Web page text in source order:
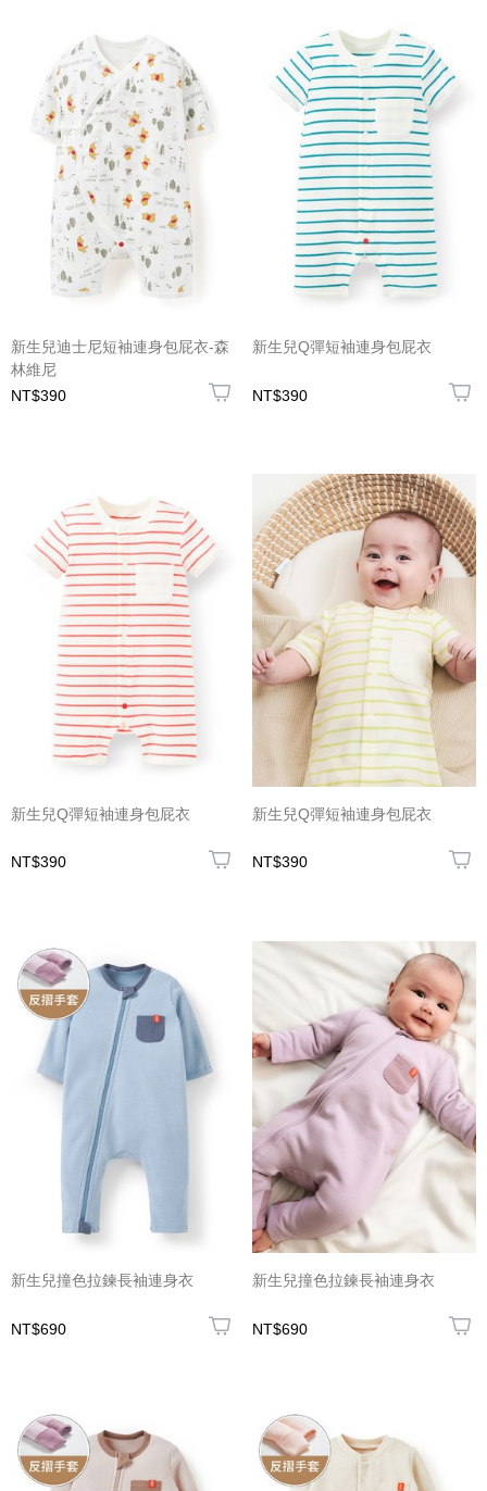
新生兒迪士尼短袖連身包屁衣-森
林維尼
NT$390
新生兒Q彈短袖連身包屁衣
NT$390
新生兒Q彈短袖連身包屁衣
NT$390
新生兒Q彈短袖連身包屁衣
NT$390
新生兒撞色拉鍊長袖連身衣
NT$690
新生兒撞色拉鍊長袖連身衣
NT$690